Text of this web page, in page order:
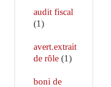
audit fiscal
(1)
avert.extrait
de rôle (1)
boni de